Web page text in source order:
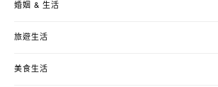
婚姻 & 生活
旅遊生活
美食生活